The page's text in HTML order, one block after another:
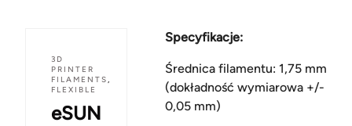
3D
PRINTER
FILAMENTS,
FLEXIBLE
eSUN
Specyfikacje:
Średnica filamentu: 1,75 mm
(dokładność wymiarowa +/-
0,05 mm)